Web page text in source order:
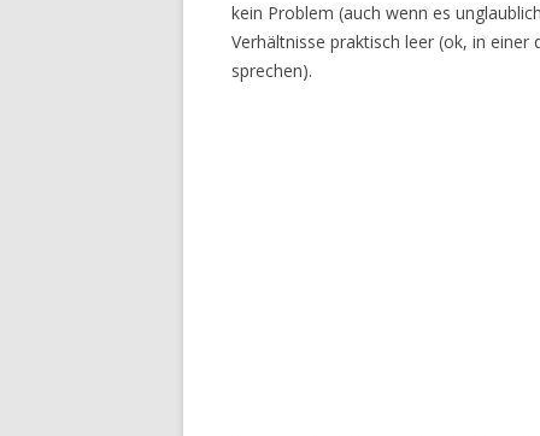
kein Problem (auch wenn es
Verhältnisse praktisch leer (ok, in
sprechen).